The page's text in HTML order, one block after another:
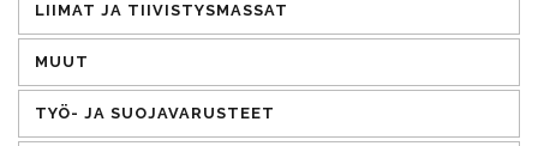
LIIMAT JA TIIVISTYSMASSAT
MUUT
TYÖ- JA SUOJAVARUSTEET